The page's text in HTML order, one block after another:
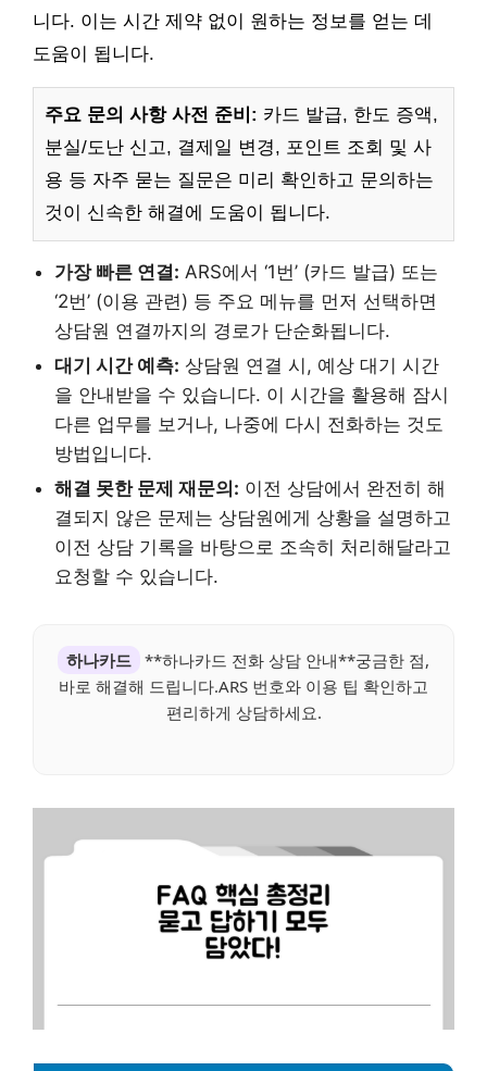
니다. 이는 시간 제약 없이 원하는 정보를 얻는 데
도움이 됩니다.
주요 문의 사항 사전 준비: 카드 발급, 한도 증액,
분실/도난 신고, 결제일 변경, 포인트 조회 및 사
용 등 자주 묻는 질문은 미리 확인하고 문의하는
것이 신속한 해결에 도움이 됩니다.
가장 빠른 연결: ARS에서 ‘1번’ (카드 발급) 또는
‘2번’ (이용 관련) 등 주요 메뉴를 먼저 선택하면
상담원 연결까지의 경로가 단순화됩니다.
대기 시간 예측: 상담원 연결 시, 예상 대기 시간
을 안내받을 수 있습니다. 이 시간을 활용해 잠시
다른 업무를 보거나, 나중에 다시 전화하는 것도
방법입니다.
해결 못한 문제 재문의: 이전 상담에서 완전히 해
결되지 않은 문제는 상담원에게 상황을 설명하고
이전 상담 기록을 바탕으로 조속히 처리해달라고
요청할 수 있습니다.
하나카드 **하나카드 전화 상담 안내**궁금한 점,
바로 해결해 드립니다.ARS 번호와 이용 팁 확인하고
편리하게 상담하세요.